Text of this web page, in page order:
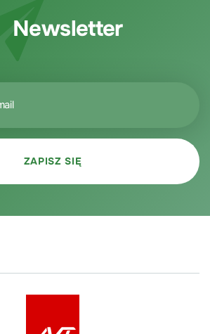
Newsletter